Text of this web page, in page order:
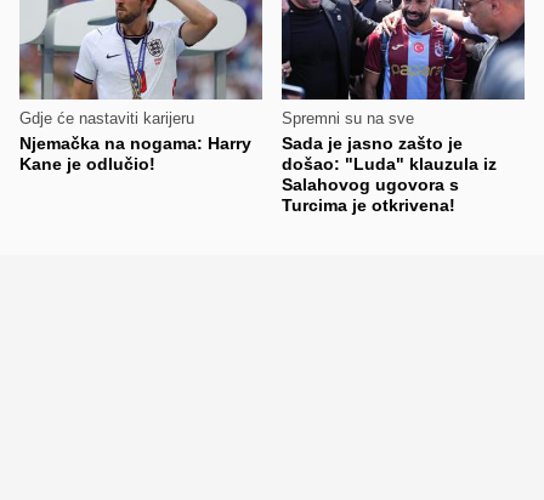
Gdje će nastaviti karijeru
Njemačka na nogama: Harry
Kane je odlučio!
Spremni su na sve
Sada je jasno zašto je
došao: "Luda" klauzula iz
Salahovog ugovora s
Turcima je otkrivena!